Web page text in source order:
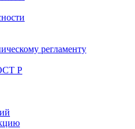
регламенту
Р